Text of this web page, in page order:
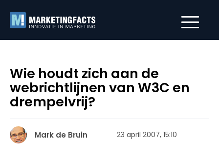
Wie houdt zich aan de
webrichtlijnen van W3C en
drempelvrij?
Mark de Bruin 23 april 2007, 15:10